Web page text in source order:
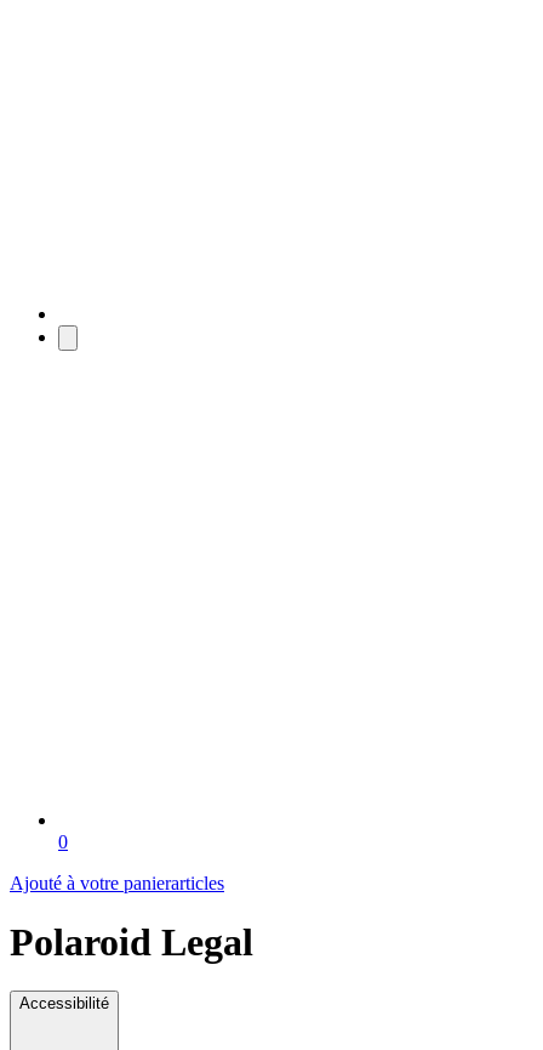
0
Ajouté à votre panierarticles
Polaroid Legal
Accessibilité